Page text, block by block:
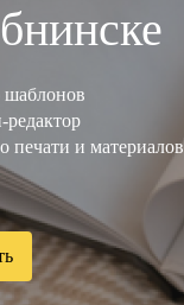
печати и материалов